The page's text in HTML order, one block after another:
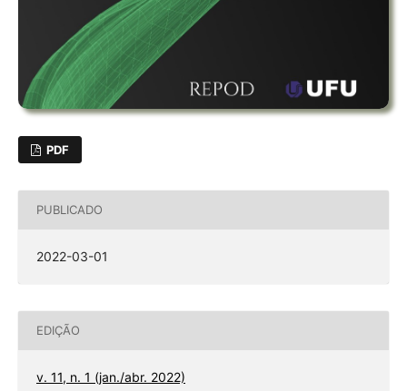
PDF
PUBLICADO
2022-03-01
EDIÇÃO
v. 11, n. 1 (jan./abr. 2022)